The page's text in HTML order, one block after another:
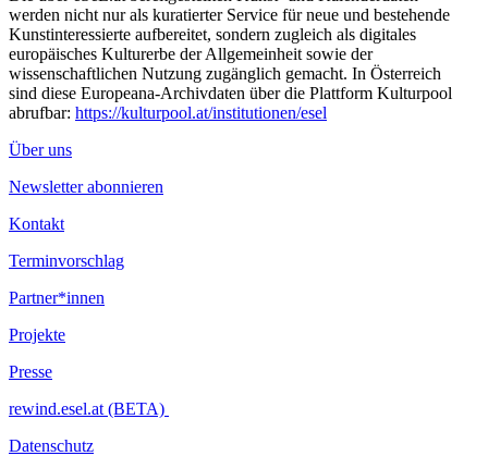
werden nicht nur als kuratierter Service für neue und bestehende
Kunstinteressierte aufbereitet, sondern zugleich als digitales
europäisches Kulturerbe der Allgemeinheit sowie der
wissenschaftlichen Nutzung zugänglich gemacht. In Österreich
sind diese Europeana-Archivdaten über die Plattform Kulturpool
abrufbar: https://kulturpool.at/institutionen/esel
Über uns
Newsletter abonnieren
Kontakt
Terminvorschlag
Partner*innen
Projekte
Presse
rewind.esel.at (BETA)
Datenschutz